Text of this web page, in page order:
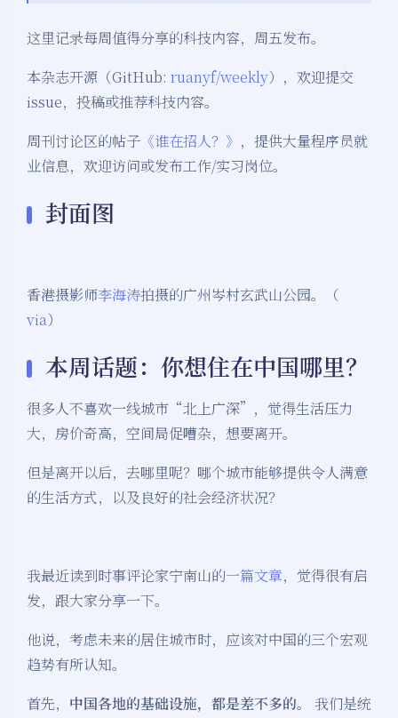
这里记录每周值得分享的科技内容，周五发布。
本杂志开源（GitHub: ruanyf/weekly），欢迎提交
issue，投稿或推荐科技内容。
周刊讨论区的帖子 《谁在招人？》 ，提供大量程序员就
业信息，欢迎访问或发布工作/实习岗位。
封面图
香港摄影师李海涛拍摄的广州岑村玄武山公园。（
via）
本周话题：你想住在中国哪里？
很多人不喜欢一线城市“北上广深”，觉得生活压力
大，房价奇高，空间局促嘈杂，想要离开。
但是离开以后，去哪里呢？哪个城市能够提供令人满意
的生活方式，以及良好的社会经济状况？
我最近读到时事评论家宁南山的一篇文章，觉得很有启
发，跟大家分享一下。
他说，考虑未来的居住城市时，应该对中国的三个宏观
趋势有所认知。
首先， 中国各地的基础设施，都是差不多的。 我们是统